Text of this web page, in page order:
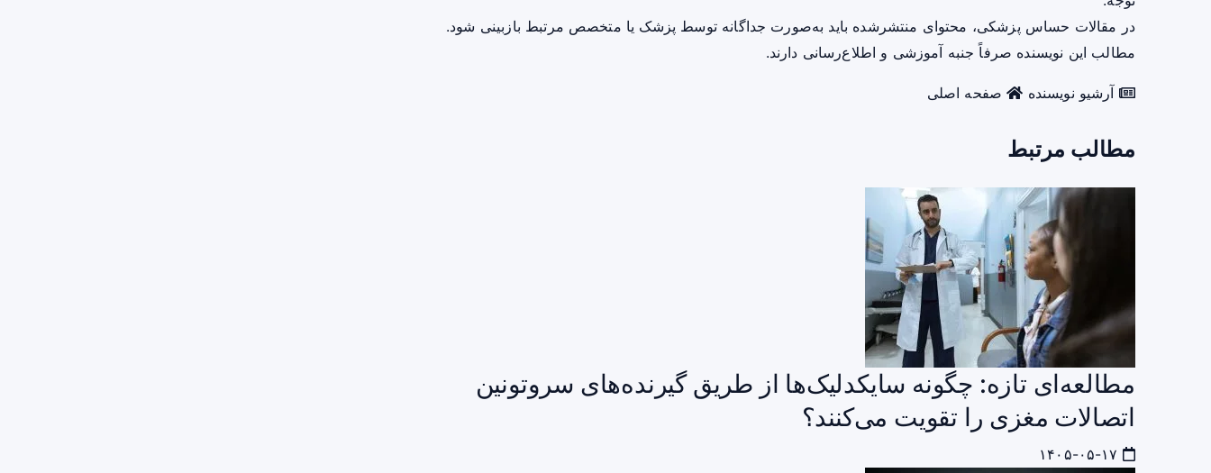
در مقالات حساس پزشکی، محتوای منتشرشده باید به‌صورت جداگانه توسط پزشک یا متخصص مرتبط بازبینی شود.
مطالب این نویسنده صرفاً جنبه آموزشی و اطلاع‌رسانی دارند.
آرشیو نویسنده صفحه اصلی
مطالب مرتبط
مطالعه‌ای تازه: چگونه سایکدلیک‌ها از طریق گیرنده‌های سروتونین
اتصالات مغزی را تقویت می‌کنند؟